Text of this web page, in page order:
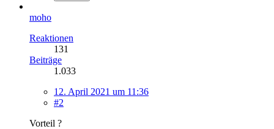
moho
Reaktionen
131
Beiträge
1.033
12. April 2021 um 11:36
#2
Vorteil ?